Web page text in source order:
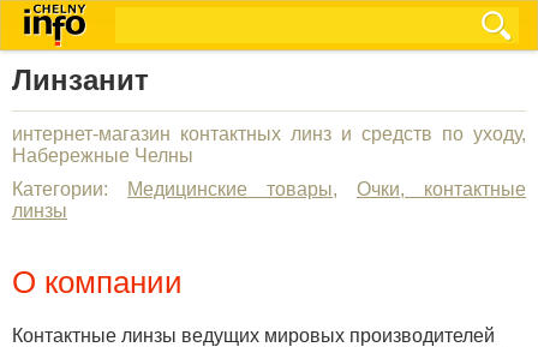
Линзанит
интернет-магазин контактных линз и средств по уходу,
Набережные Челны
Категории:
Медицинские товары, Очки, контактные
линзы
О компании
Контактные линзы ведущих мировых производителей